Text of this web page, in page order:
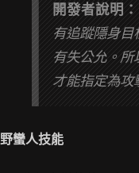
開發者說明：
有追蹤隱身目
有失公允。所
才能指定為攻
野蠻人技能